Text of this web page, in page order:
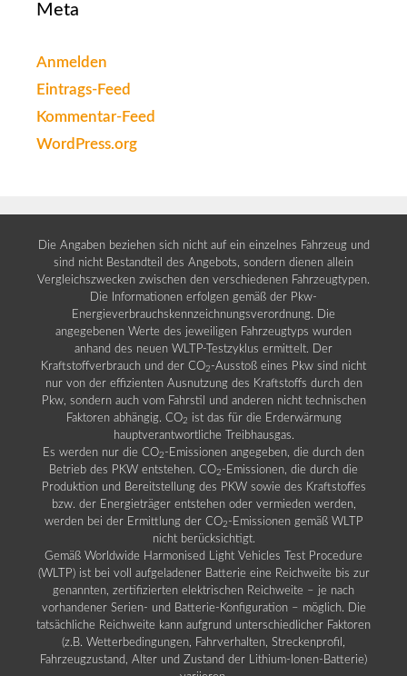
Meta
Anmelden
Eintrags-Feed
Kommentar-Feed
WordPress.org
Die Angaben beziehen sich nicht auf ein einzelnes Fahrzeug und
sind nicht Bestandteil des Angebots, sondern dienen allein
Vergleichszwecken zwischen den verschiedenen Fahrzeugtypen.
Die Informationen erfolgen gemäß der Pkw-
Energieverbrauchskennzeichnungsverordnung. Die
angegebenen Werte des jeweiligen Fahrzeugtyps wurden
anhand des neuen WLTP-Testzyklus ermittelt. Der
Kraftstoffverbrauch und der CO2 -Ausstoß eines Pkw sind nicht
nur von der effizienten Ausnutzung des Kraftstoffs durch den
Pkw, sondern auch vom Fahrstil und anderen nicht technischen
Faktoren abhängig. CO2 ist das für die Erderwärmung
hauptverantwortliche Treibhausgas.
Es werden nur die CO2 -Emissionen angegeben, die durch den
Betrieb des PKW entstehen. CO2 -Emissionen, die durch die
Produktion und Bereitstellung des PKW sowie des Kraftstoffes
bzw. der Energieträger entstehen oder vermieden werden,
werden bei der Ermittlung der CO2 -Emissionen gemäß WLTP
nicht berücksichtigt.
Gemäß Worldwide Harmonised Light Vehicles Test Procedure
(WLTP) ist bei voll aufgeladener Batterie eine Reichweite bis zur
genannten, zertifizierten elektrischen Reichweite – je nach
vorhandener Serien- und Batterie-Konfiguration – möglich. Die
tatsächliche Reichweite kann aufgrund unterschiedlicher Faktoren
(z.B. Wetterbedingungen, Fahrverhalten, Streckenprofil,
Fahrzeugzustand, Alter und Zustand der Lithium-Ionen-Batterie)